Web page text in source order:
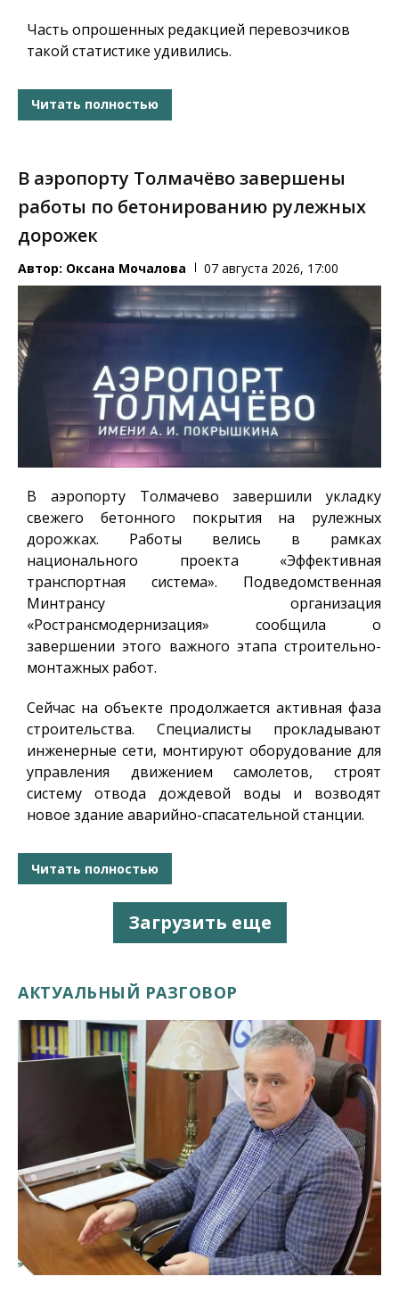
Часть опрошенных редакцией перевозчиков
такой статистике удивились.
Читать полностью
В аэропорту Толмачёво завершены
работы по бетонированию рулежных
дорожек
Автор: Оксана Мочалова 07 августа 2026, 17:00
В аэропорту Толмачево завершили укладку
свежего бетонного покрытия на рулежных
дорожках. Работы велись в рамках
национального проекта «Эффективная
транспортная система». Подведомственная
Минтрансу организация
«Ространсмодернизация» сообщила о
завершении этого важного этапа строительно-
монтажных работ.
Сейчас на объекте продолжается активная фаза
строительства. Специалисты прокладывают
инженерные сети, монтируют оборудование для
управления движением самолетов, строят
систему отвода дождевой воды и возводят
новое здание аварийно-спасательной станции.
Читать полностью
Загрузить еще
АКТУАЛЬНЫЙ РАЗГОВОР